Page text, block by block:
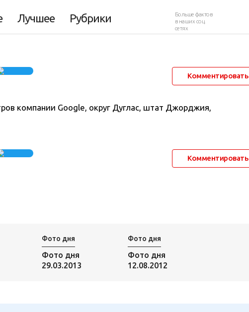
Лучшее Рубрики
Больше фактов
в наших соц.
сетях
Комментировать
компании Google, округ Дуглас, штат Джорджия,
Комментировать
Фото дня
Фото дня
29.03.2013
Фото дня
Фото дня
12.08.2012